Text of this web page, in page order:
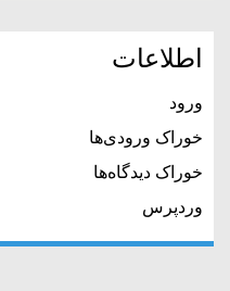
اطلاعات
ورود
خوراک ورودی‌ها
خوراک دیدگاه‌ها
وردپرس